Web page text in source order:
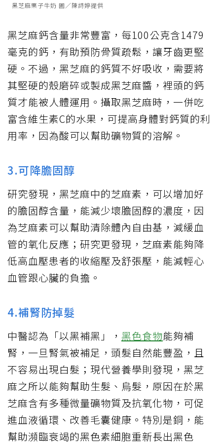
黑芝麻栗子牛奶 圖／陳詩婷提供
黑芝麻鈣含量非常豐富，每100公克含1479
毫克的鈣，有助預防骨質疏鬆，讓牙齒更堅
硬。不過，黑芝麻的鈣質不好吸收，需要將
其堅硬的殼磨碎或製成黑芝麻醬，裡頭的鈣
質才能被人體運用。攝取黑芝麻時，一併吃
富含維生素C的水果，可提高身體對鈣質的利
用率，因為酸可以幫助礦物質的溶解。
3.可降膽固醇
研究發現，黑芝麻中的芝麻素，可以增加好
的膽固醇含量，能減少壞膽固醇的濃度，因
為芝麻素可以幫助清除體內自由基，減緩血
管的氧化反應；研究更發現，芝麻素能夠降
低高血壓患者的收縮壓及舒張壓，能減輕心
血管跟心臟的負擔。
4.補腎防掉髮
中醫認為「以黑補黑」， 黑色食物能夠補
腎，一旦腎氣被補足，頭髮自然能豐盈，且
不容易出現白髮；現代營養學則發現，黑芝
麻之所以能夠幫助生髮、烏髮，原因在於黑
芝麻含有多種微量礦物質及抗氧化物，可促
進血液循環、改善毛囊健康。特別是銅，能
幫助瀕臨衰竭的黑色素細胞重新長出黑色